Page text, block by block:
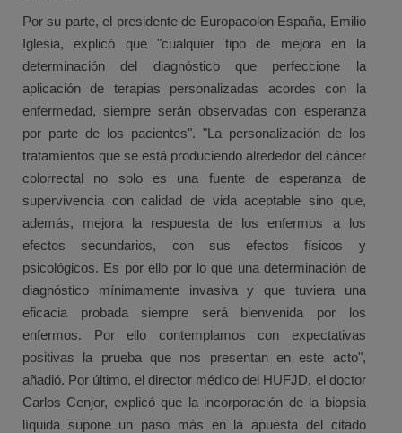
Por su parte, el presidente de Europacolon España, Emilio
Iglesia, explicó que "cualquier tipo de mejora en la
determinación del diagnóstico que perfeccione la
aplicación de terapias personalizadas acordes con la
enfermedad, siempre serán observadas con esperanza
por parte de los pacientes". "La personalización de los
tratamientos que se está produciendo alrededor del cáncer
colorrectal no solo es una fuente de esperanza de
supervivencia con calidad de vida aceptable sino que,
además, mejora la respuesta de los enfermos a los
efectos secundarios, con sus efectos físicos y
psicológicos. Es por ello por lo que una determinación de
diagnóstico mínimamente invasiva y que tuviera una
eficacia probada siempre será bienvenida por los
enfermos. Por ello contemplamos con expectativas
positivas la prueba que nos presentan en este acto",
añadió. Por último, el director médico del HUFJD, el doctor
Carlos Cenjor, explicó que la incorporación de la biopsia
líquida supone un paso más en la apuesta del citado